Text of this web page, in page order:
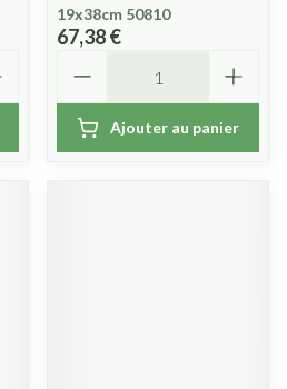
19x38cm 50810
67,38 €
Ajouter au panier